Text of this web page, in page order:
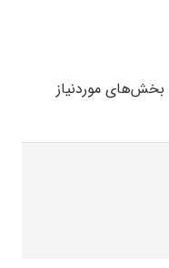
بخش‌های موردنیاز